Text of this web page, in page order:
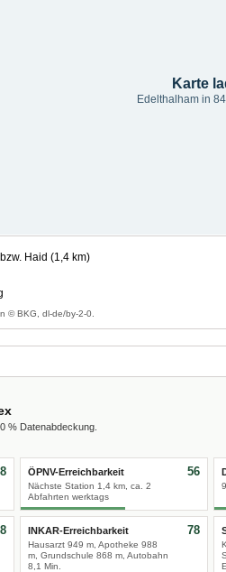
Karte
Edelthalham in
Haid (1,4 km)
© BKG, dl-de/by-2-0.
% Datenabdeckung.
ÖPNV-Erreichbarkeit
Nächste Station 1,4 km, ca. 2
Abfahrten werktags
56
INKAR-Erreichbarkeit
Hausarzt 949 m, Apotheke 988
m, Grundschule 868 m, Autobahn
8,1 Min.
78